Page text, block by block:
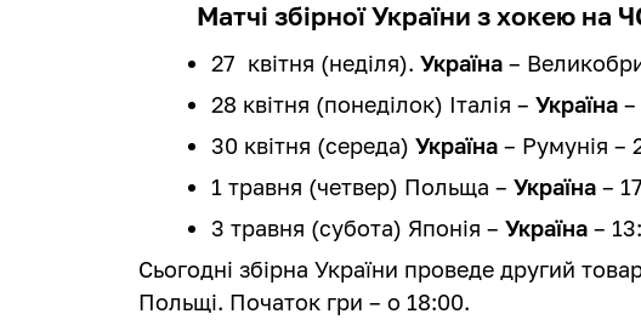
Матчі збірної України з хокею на
27 квітня (неділя).Україна –
28 квітня (понеділок) Італія –Україна –
30 квітня (середа)Україна – Румунія –
1 травня (четвер) Польща –Україна –
3 травня (субота) Японія –Україна –
Сьогодні збірна України проведе другий
Польщі. Початок гри – о 18:00.